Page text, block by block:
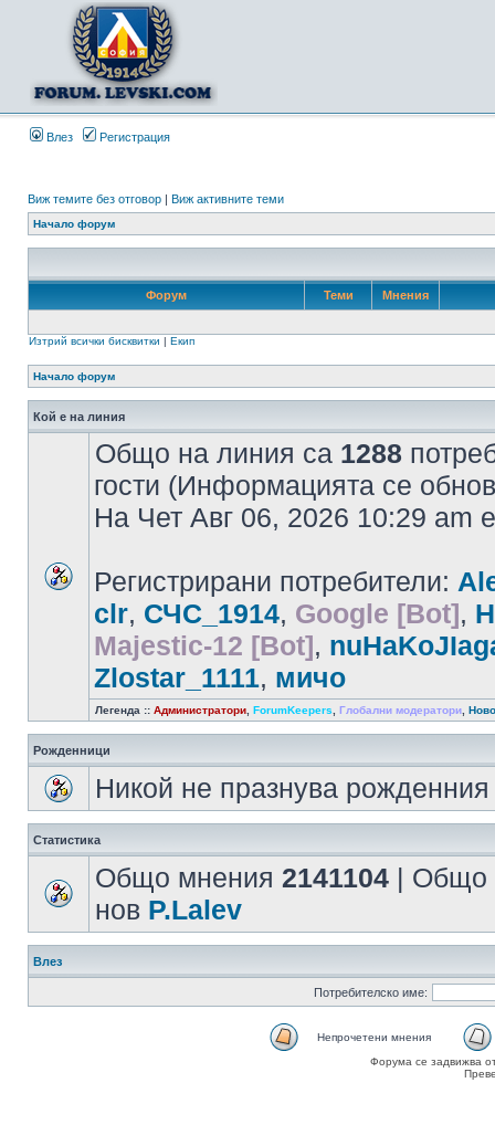
Влез Регистрация
Виж темите без отговор | Виж активните теми
Начало форум
Форум Теми Мнения
Изтрий всички бисквитки | Екип
Начало форум
Кой е на линия
Общо на линия са 1288
гости (Информацията се
На Чет Авг 06, 2026 10:29
Регистрирани потребители:
clr, СЧС_1914, Google [Bot],
Majestic-12 [Bot],
Zlostar_1111, мичо
Легенда :: Администратори ForumKeepers Глобални модератори
Рожденници
Никой не празнува
Статистика
Общо мнения 2141104 | Общо
нов P.Lalev
Влез
Потребителско име:
Непрочетени мнения
Форума се задвижва